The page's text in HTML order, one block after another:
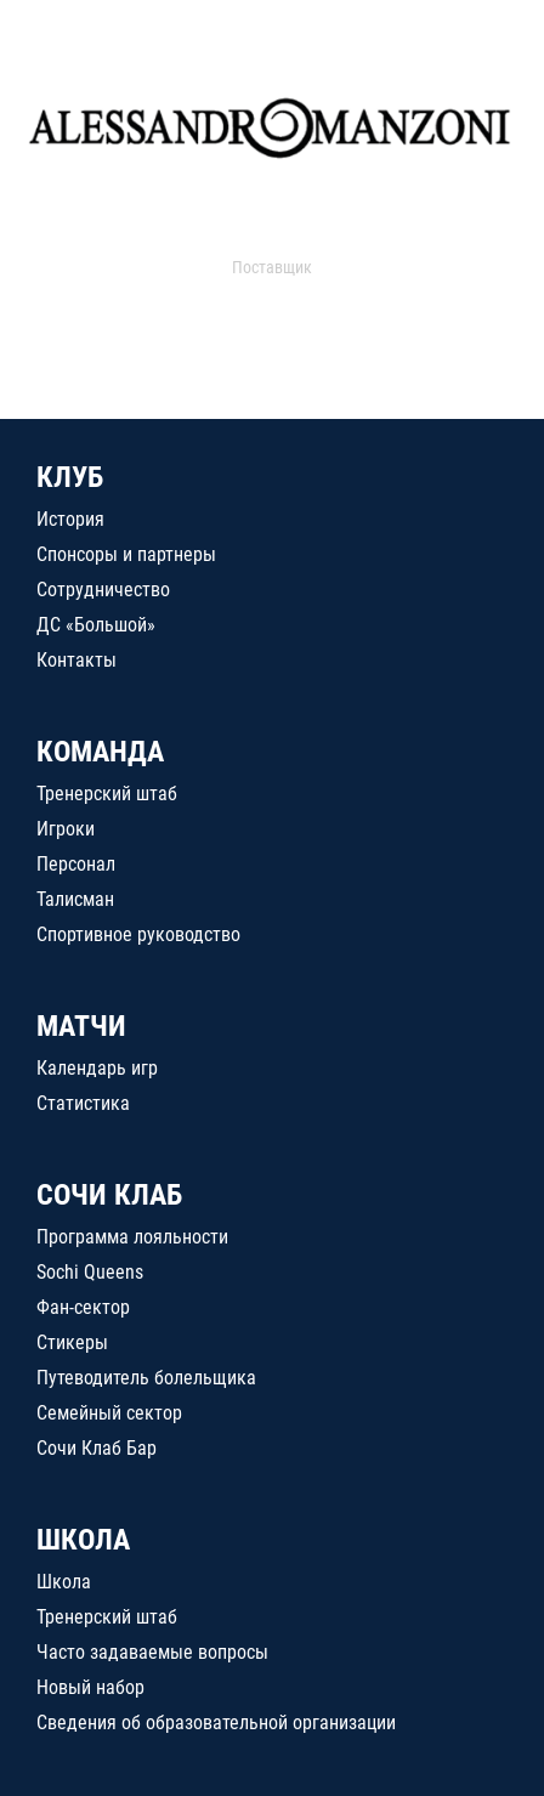
Поставщик
КЛУБ
История
Спонсоры и партнеры
Сотрудничество
ДС «Большой»
Контакты
КОМАНДА
Тренерский штаб
Игроки
Персонал
Талисман
Спортивное руководство
МАТЧИ
Календарь игр
Статистика
СОЧИ КЛАБ
Программа лояльности
Sochi Queens
Фан-сектор
Стикеры
Путеводитель болельщика
Семейный сектор
Сочи Клаб Бар
ШКОЛА
Школа
Тренерский штаб
Часто задаваемые вопросы
Новый набор
Сведения об образовательной организации